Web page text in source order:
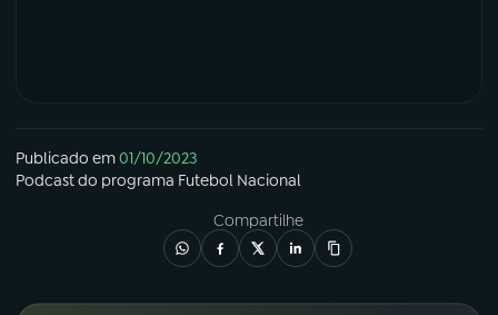
Publicado em01/10/2023
Podcastdo programa Futebol Nacional
Compartilhe